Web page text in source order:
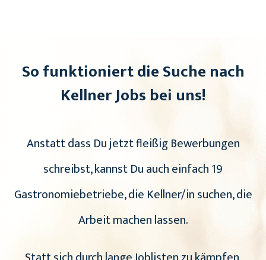
So funktioniert die Suche nach
Kellner Jobs bei uns!
Anstatt dass Du jetzt fleißig Bewerbungen
schreibst, kannst Du auch einfach 19
Gastronomiebetriebe, die Kellner/in suchen, die
Arbeit machen lassen.